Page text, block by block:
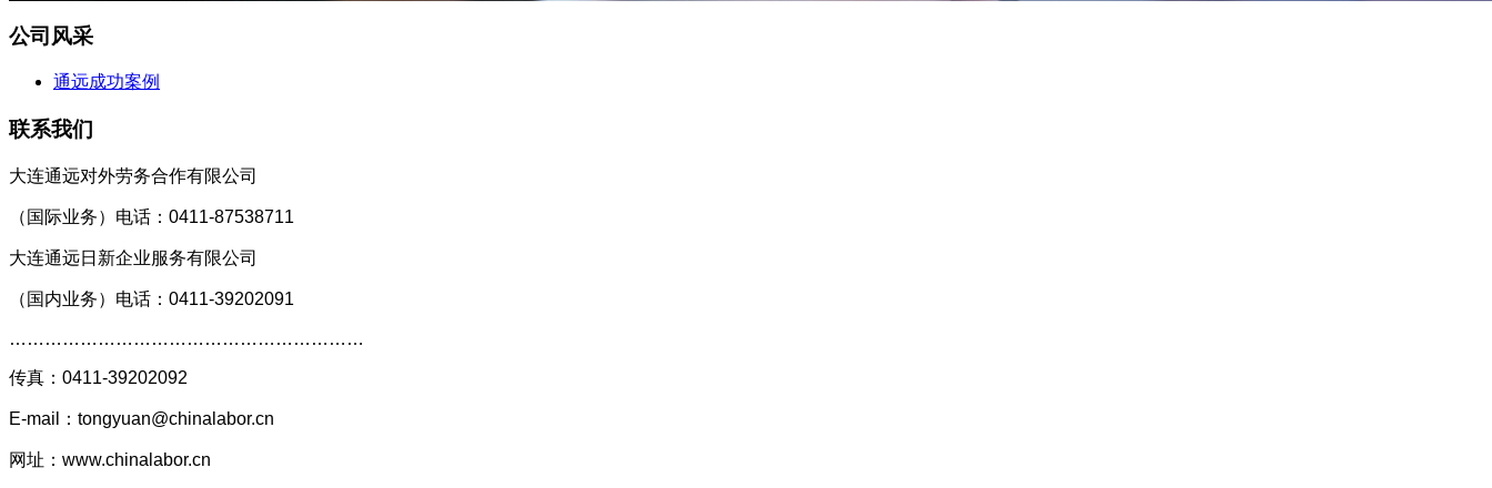
公司风采
通远成功案例
联系我们
大连通远对外劳务合作有限公司
（国际业务） 电话：0411-87538711
大连通远日新企业服务有限公司
（国内业务） 电话：0411-39202091
……………………………………………………
传真 ： 0411-39202092
E-mail：tongyuan@chinalabor.cn
网址： www.chinalabor.cn